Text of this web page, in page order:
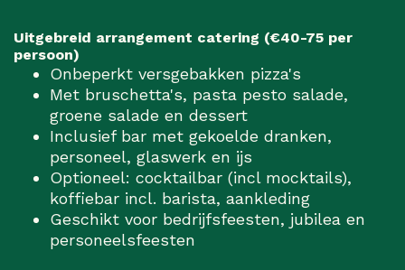
Uitgebreid arrangement catering (€40-75 per
persoon)
Onbeperkt versgebakken pizza's
Met bruschetta's, pasta pesto salade,
groene salade en dessert
Inclusief bar met gekoelde dranken,
personeel, glaswerk en ijs
Optioneel: cocktailbar (incl mocktails),
koffiebar incl. barista, aankleding
Geschikt voor bedrijfsfeesten, jubilea en
personeelsfeesten